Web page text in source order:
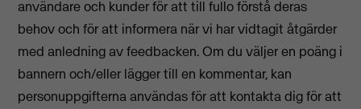
användare och kunder för att till fullo förstå deras
behov och för att informera när vi har vidtagit åtgärder
med anledning av feedbacken. Om du väljer en poäng i
bannern och/eller lägger till en kommentar, kan
personuppgifterna användas för att kontakta dig för att